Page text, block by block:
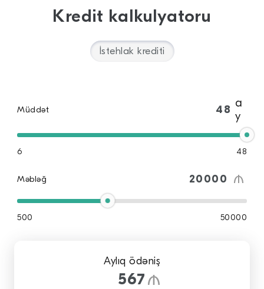
Kredit kalkulyatoru
İstehlak krediti
Müddət
a
y
6 48
Məbləğ
500 50000
Aylıq ödəniş
567